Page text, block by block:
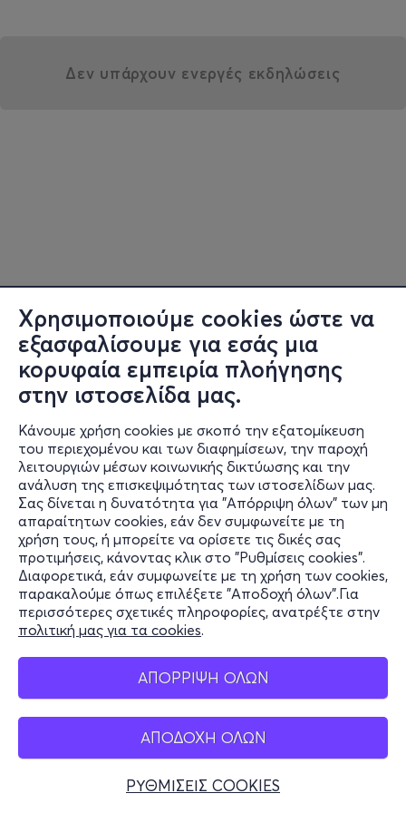
Χρησιμοποιούμε cookies ώστε να
εξασφαλίσουμε για εσάς μια
κορυφαία εμπειρία πλοήγησης
στην ιστοσελίδα μας.
Κάνουμε χρήση cookies με σκοπό την εξατομίκευση
του περιεχομένου και των διαφημίσεων, την παροχή
λειτουργιών μέσων κοινωνικής δικτύωσης και την
ανάλυση της επισκεψιμότητας των ιστοσελίδων μας.
Σας δίνεται η δυνατότητα για "Απόρριψη όλων" των μη
απαραίτητων cookies, εάν δεν συμφωνείτε με τη
χρήση τους, ή μπορείτε να ορίσετε τις δικές σας
προτιμήσεις, κάνοντας κλικ στο "Ρυθμίσεις cookies".
Διαφορετικά, εάν συμφωνείτε με τη χρήση των cookies,
παρακαλούμε όπως επιλέξετε "Αποδοχή όλων".Για
περισσότερες σχετικές πληροφορίες, ανατρέξτε στην
πολιτική μας για τα cookies.
ΑΠΟΡΡΙΨΗ ΟΛΩΝ
ΑΠΟΔΟΧΗ ΟΛΩΝ
ΡΥΘΜΙΣΕΙΣ COOKIES
Δεν υπάρχουν ενεργές εκδηλώσεις